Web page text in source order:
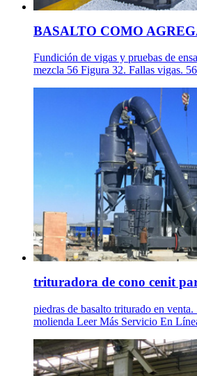
BASALTO COMO
Fundición de vigas y pruebas de
mezcla 56 Figura 32. Fallas vigas.
trituradora de cono cenit
piedras de basalto triturado en
molienda Leer Más Servicio En